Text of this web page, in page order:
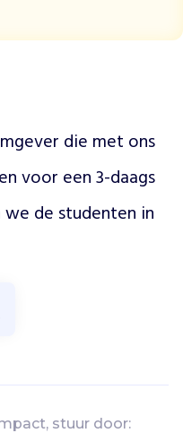
die met ons
voor een 3-daags
de studenten in
stuur door: